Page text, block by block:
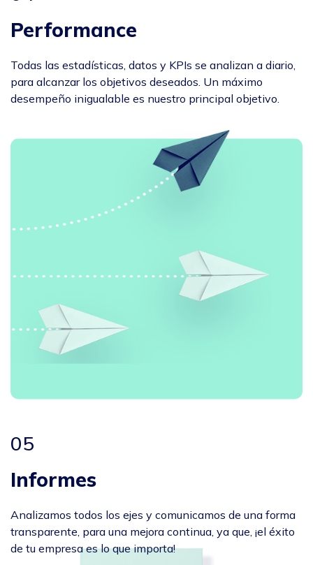
Performance
Todas las estadísticas, datos y KPIs se analizan a diario,
para alcanzar los objetivos deseados. Un máximo
desempeño inigualable es nuestro principal objetivo.
05
Informes
Analizamos todos los ejes y comunicamos de una forma
transparente, para una mejora continua, ya que, ¡el éxito
de tu empresa es lo que importa!